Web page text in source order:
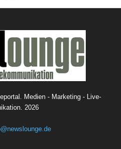
Medien - Marketing - Live-
2026